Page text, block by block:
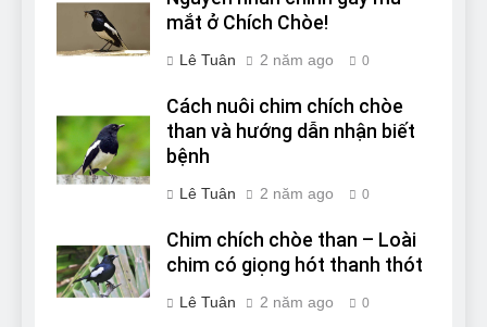
mắt ở Chích Chòe!
Lê Tuân 2 năm ago 0
Cách nuôi chim chích chòe
than và hướng dẫn nhận biết
bệnh
Lê Tuân 2 năm ago 0
Chim chích chòe than – Loài
chim có giọng hót thanh thót
Lê Tuân 2 năm ago 0